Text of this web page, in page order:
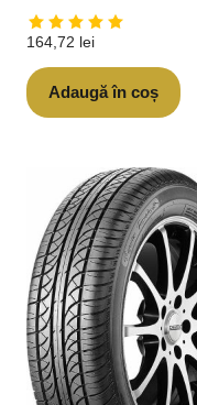
164,72 lei
Adaugă în coș